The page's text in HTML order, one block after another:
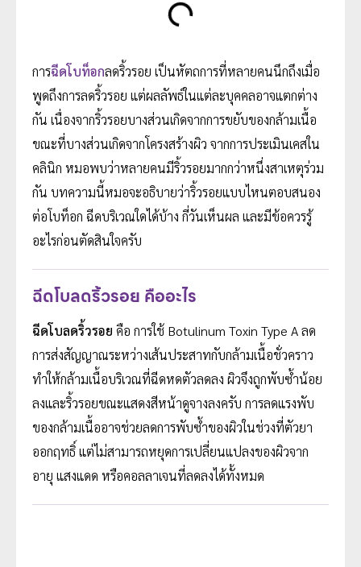
การฉีดโบท็อกลดริ้วรอย เป็นหัตถการที่หลายคนนึกถึงเมื่อ
พูดถึงการลดริ้วรอย แต่ผลลัพธ์ในแต่ละบุคคลอาจแตกต่าง
กัน เนื่องจากริ้วรอยบางส่วนเกิดจากการขยับของกล้ามเนื้อ
ขณะที่บางส่วนเกิดจากโครงสร้างผิว จากการประเมินเคสใน
คลินิก หมอพบว่าหลายคนมีริ้วรอยมากกว่าหนึ่งสาเหตุร่วม
กัน บทความนี้หมอจะอธิบายว่าริ้วรอยแบบไหนตอบสนอง
ต่อโบท็อก ฉีดบริเวณใดได้บ้าง กี่วันเห็นผล และมีข้อควรรู้
อะไรก่อนตัดสินใจครับ
ฉีดโบลดริ้วรอย คืออะไร
ฉีดโบลดริ้วรอย คือ การใช้ Botulinum Toxin Type A ลด
การส่งสัญญาณระหว่างเส้นประสาทกับกล้ามเนื้อชั่วคราว
ทำให้กล้ามเนื้อบริเวณที่ฉีดหดตัวลดลง ผิวจึงถูกพับซ้ำน้อย
ลงและริ้วรอยขณะแสดงสีหน้าดูจางลงครับ การลดแรงพับ
ของกล้ามเนื้ออาจช่วยลดการพับซ้ำของผิวในช่วงที่ตัวยา
ออกฤทธิ์ แต่ไม่สามารถหยุดการเปลี่ยนแปลงของผิวจาก
อายุ แสงแดด หรือคอลลาเจนที่ลดลงได้ทั้งหมด